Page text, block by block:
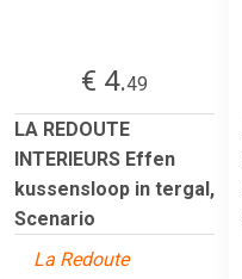
€ 4.49
LA REDOUTE
INTERIEURS Effen
kussensloop in tergal,
Scenario
La Redoute